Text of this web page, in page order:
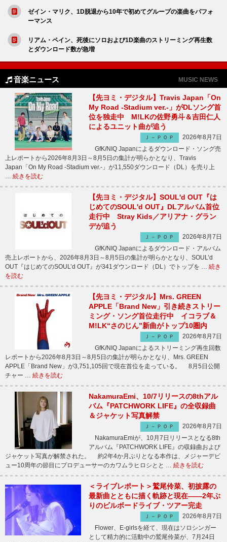
ゼイン・マリク、1D脱退から10年で初めてグループの楽曲をパフォ
ーマンス
リアム・ペイン、死後にソロおよび1D楽曲のストリーミング再生数
とダウンロード数が急増
音楽ニュース MUSIC NEWS
【先ヨミ・デジタル】Travis Japan「On
My Road -Stadium ver.-」がDLソング首
位を独走中 M!LKの佐野勇斗＆吉田仁人
によるユニット曲が追う
Ｊ－ＰＯＰ
2026年8月7日
GfK/NIQ Japanによるダウンロード・ソング売
上レポートから2026年8月3日～8月5日の集計が明らかとなり、Travis
Japan「On My Road -Stadium ver.-」が11,550ダウンロード（DL）を売り上
… 続きを読む
【先ヨミ・デジタル】SOUL'd OUT『は
じめてのSOUL'd OUT』DLアルバム首位
走行中 Stray Kids／アリアナ・グラン
デが追う
Ｊ－ＰＯＰ
2026年8月7日
GfK/NIQ Japanによるダウンロード・アルバム
売上レポートから、2026年8月3日～8月5日の集計が明らかとなり、SOUL’d
OUT『はじめてのSOUL’d OUT』が341ダウンロード（DL）でトップを … 続き
を読む
【先ヨミ・デジタル】Mrs. GREEN
APPLE「Brand New」引き続きストリー
ミング・ソング首位走行中 イコラブ＆
M!LK“さのじん”新曲がトップ10圏内
Ｊ－ＰＯＰ
2026年8月7日
GfK/NIQ Japanによるストリーミング再生回数
レポートから2026年8月3日～8月5日の集計が明らかとなり、Mrs. GREEN
APPLE「Brand New」が3,751,105回で現在首位を走っている。 8月5日公開
チャー … 続きを読む
NakamuraEmi、10/7リリースの8thアル
バム『PATCHWORK LIFE』の全収録曲
＆ジャケット写真解禁
Ｊ－ＰＯＰ
2026年8月7日
NakamuraEmiが、10月7日リリースとなる8th
アルバム『PATCHWORK LIFE』の収録曲および
ジャケット写真が解禁された。 約2年4か月ぶりとなる本作は、メジャーデビ
ュー10周年の節目にプロデューサーのカワムラヒロシとと … 続きを読む
＜ライブレポート＞鷲尾伶菜、初披露の
最新曲とともに描く軌跡と現在――2年ぶ
りのビルボードライブ・ツアー完走
Ｊ－ＰＯＰ
2026年8月7日
Flower、E-girlsを経て、現在はソロシンガー
として精力的に活動中の鷲尾伶菜が、7月24日